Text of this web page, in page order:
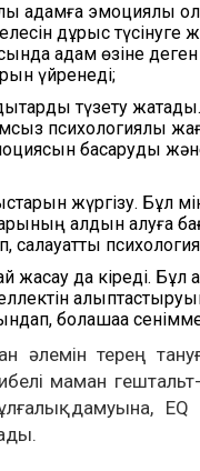
адамға эмоциялық
дұрыс
адам өзіне деген
үйренеді;
түзету
психологиялық
басқаруды
жүргізу. Бұл
алдын алуға
салауатты
да кіреді. Бұл
болашаққа
терең
маман
дамуына,